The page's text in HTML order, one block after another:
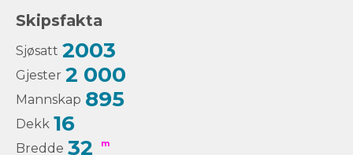
Skipsfakta
Sjøsatt 2003
Gjester 2 000
Mannskap 895
Dekk 16
Bredde 32 m